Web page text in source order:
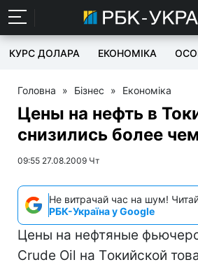
КУРС ДОЛАРА ЕКОНОМІКА
Головна » Бізнес » Економіка
Цены на нефть в
снизились более
09:55 27.08.2009 Чт
Не витрачай час на шум! Читай
РБК-Україна у Google
Цены на нефтяные
Crude Oil на Tокийской